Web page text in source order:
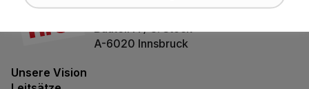
Maximilianstraße 2
A-6020 Innsbruck
Unsere Vision